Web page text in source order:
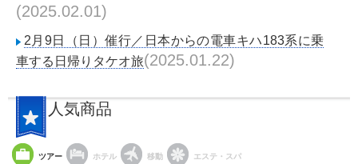
(2025.02.01)
2月9日（日）催行／日本からの電車キハ183系に乗
車する日帰りタケオ旅(2025.01.22)
人気商品
ツアー ホテル 移動 エステ・スパ